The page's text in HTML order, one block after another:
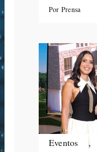
Por Prensa
Eventos ,